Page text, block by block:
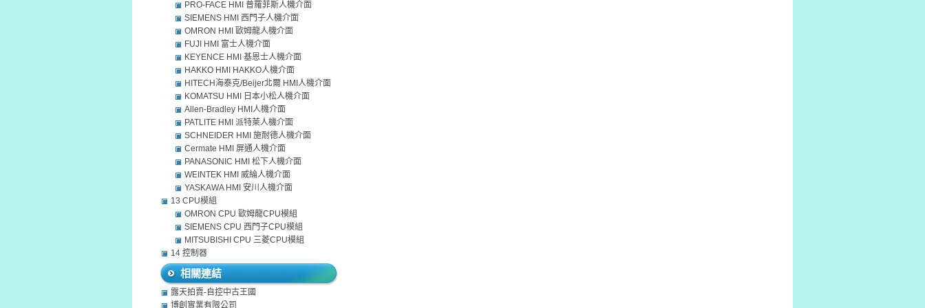
PRO-FACE HMI 普羅菲斯人機介面
SIEMENS HMI 西門子人機介面
OMRON HMI 歐姆龍人機介面
FUJI HMI 富士人機介面
KEYENCE HMI 基恩士人機介面
HAKKO HMI HAKKO人機介面
HITECH海泰克/Beijer北爾 HMI人機介面
KOMATSU HMI 日本小松人機介面
Allen-Bradley HMI人機介面
PATLITE HMI 派特萊人機介面
SCHNEIDER HMI 施耐德人機介面
Cermate HMI 屏通人機介面
PANASONIC HMI 松下人機介面
WEINTEK HMI 威綸人機介面
YASKAWA HMI 安川人機介面
13 CPU模組
OMRON CPU 歐姆龍CPU模組
SIEMENS CPU 西門子CPU模組
MITSUBISHI CPU 三菱CPU模組
14 控制器
相關連結
露天拍賣-自控中古王國
博創實業有限公司